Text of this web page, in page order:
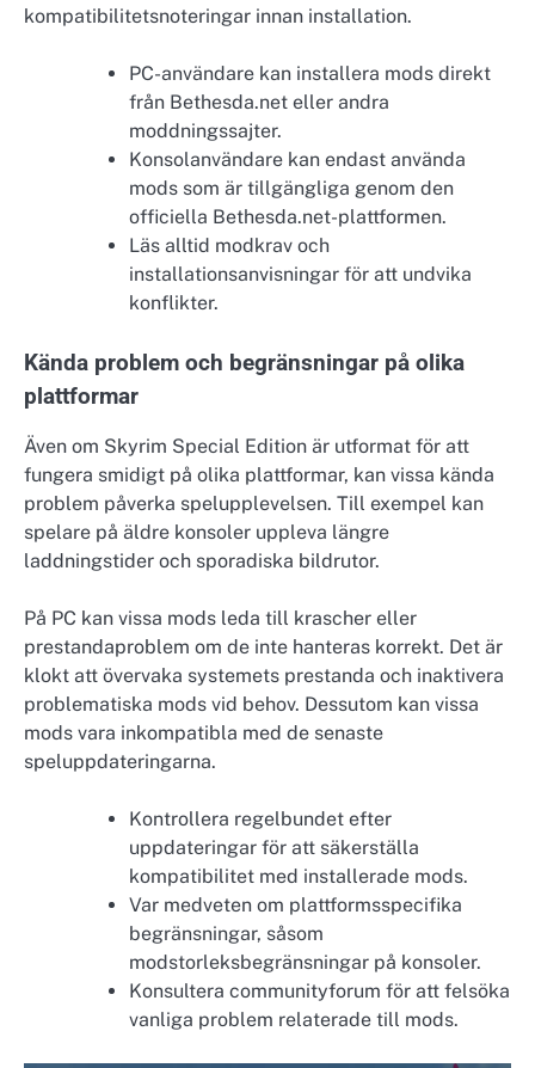
kompatibilitetsnoteringar innan installation.
PC-användare kan installera mods direkt
från Bethesda.net eller andra
moddningssajter.
Konsolanvändare kan endast använda
mods som är tillgängliga genom den
officiella Bethesda.net-plattformen.
Läs alltid modkrav och
installationsanvisningar för att undvika
konflikter.
Kända problem och begränsningar på olika
plattformar
Även om Skyrim Special Edition är utformat för att
fungera smidigt på olika plattformar, kan vissa kända
problem påverka spelupplevelsen. Till exempel kan
spelare på äldre konsoler uppleva längre
laddningstider och sporadiska bildrutor.
På PC kan vissa mods leda till krascher eller
prestandaproblem om de inte hanteras korrekt. Det är
klokt att övervaka systemets prestanda och inaktivera
problematiska mods vid behov. Dessutom kan vissa
mods vara inkompatibla med de senaste
speluppdateringarna.
Kontrollera regelbundet efter
uppdateringar för att säkerställa
kompatibilitet med installerade mods.
Var medveten om plattformsspecifika
begränsningar, såsom
modstorleksbegränsningar på konsoler.
Konsultera communityforum för att felsöka
vanliga problem relaterade till mods.